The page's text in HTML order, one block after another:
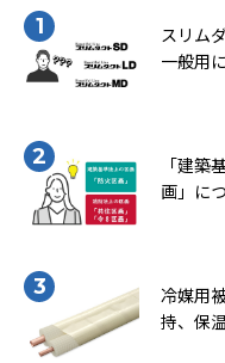
スリム
一般用
「建築
画」に
冷媒用
持、保